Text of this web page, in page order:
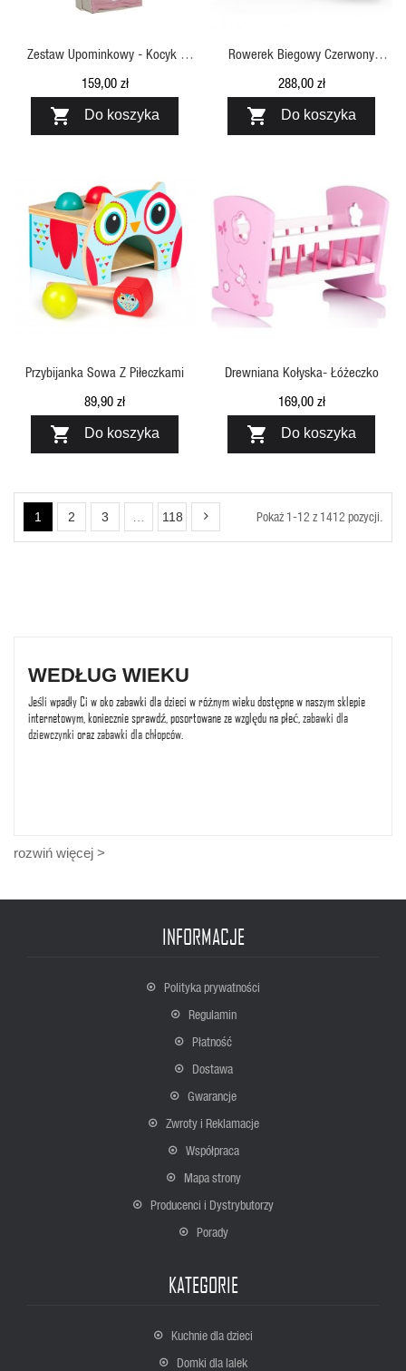
Zestaw Upominkowy - Kocyk I
Zawieszka Do Smoczka Królik
Jabadabado
159,00 zł
 Do koszyka
Rowerek Biegowy Czerwony
ANTEK
288,00 zł
 Do koszyka
SZYBKI PODGLĄD
Przybijanka Sowa Z Piłeczkami
89,90 zł
 Do koszyka
SZYBKI PODGLĄD
Drewniana Kołyska- Łóżeczko
169,00 zł
 Do koszyka
1 2 3 118 Pokaż 1-12 z 1412 pozycji.
WEDŁUG WIEKU
Jeśli wpadły Ci w oko zabawki dla dzieci w różnym wieku dostępne w naszym sklepie
internetowym, koniecznie sprawdź, posortowane ze względu na płeć, zabawki dla
dziewczynki orazzabawki dla chłopców
rozwiń więcej >
INFORMACJE
Polityka prywatności
Regulamin
Płatność
Dostawa
Gwarancje
Zwroty i Reklamacje
Współpraca
Mapa strony
Producenci i Dystrybutorzy
Porady
KATEGORIE
Kuchnie dla dzieci
Domki dla lalek